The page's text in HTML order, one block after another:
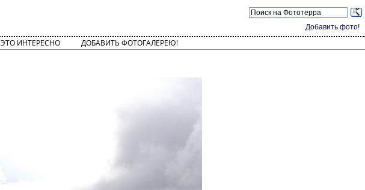
Добавить фото!
ЭТО ИНТЕРЕСНО ДОБАВИТЬ ФОТОГАЛЕРЕЮ!